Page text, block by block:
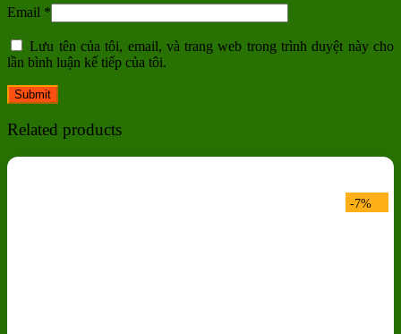
Email *
Lưu tên của tôi, email, và trang web trong trình duyệt này cho
lần bình luận kế tiếp của tôi.
Related products
-7%